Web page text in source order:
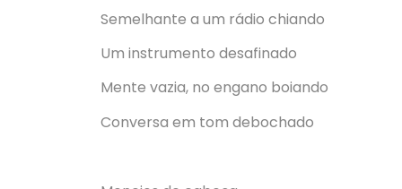
Semelhante a um rádio chiando
Um instrumento desafinado
Mente vazia, no engano boiando
Conversa em tom debochado